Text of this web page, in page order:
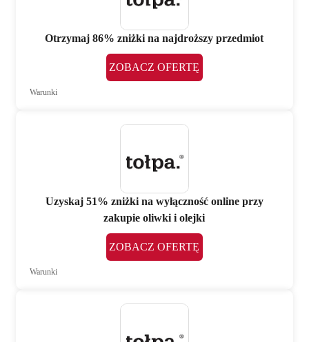
Otrzymaj 86% zniżki na najdroższy przedmiot
ZOBACZ OFERTĘ
Warunki
Uzyskaj 51% zniżki na wyłączność online przy
zakupie oliwki i olejki
ZOBACZ OFERTĘ
Warunki